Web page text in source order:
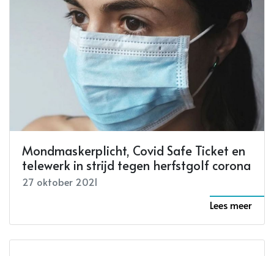
Mondmaskerplicht, Covid Safe Ticket en
telewerk in strijd tegen herfstgolf corona
27 oktober 2021
Lees meer